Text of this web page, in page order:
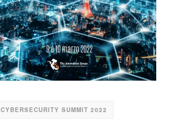
CYBERSECURITY SUMMIT 2022